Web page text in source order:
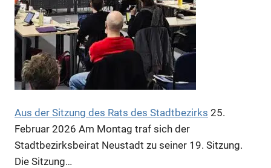
Anzeige
Aus der Sitzung des Rats des Stadtbezirks 25.
Februar 2026 Am Montag traf sich der
Stadtbezirksbeirat Neustadt zu seiner 19. Sitzung.
Die Sitzung…